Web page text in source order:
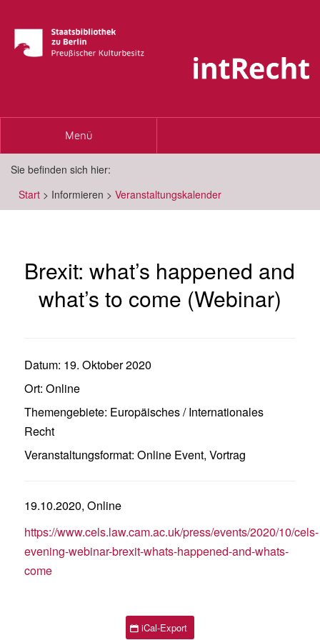
Toggle
Menü
Sie befinden sich hier:
Start > Informieren > Veranstaltungskalender
Brexit: what’s happened and
what’s to come (Webinar)
Datum: 19. Oktober 2020
Ort: Online
Themengebiete: Europäisches / Internationales
Recht
Veranstaltungsformat: Online Event, Vortrag
19.10.2020, Online
https://www.cels.law.cam.ac.uk/press/events/2020/10/cels-
evening-webinar-brexit-whats-happened-and-whats-
come
iCal-Export